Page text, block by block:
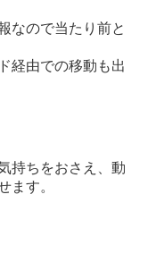
なので当たり前と
経由での移動も出
持ちをおさえ、動
ます。